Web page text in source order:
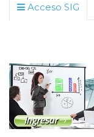
Acceso SIG